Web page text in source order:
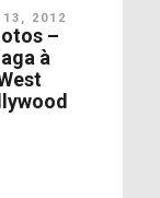
13, 2012
–
à